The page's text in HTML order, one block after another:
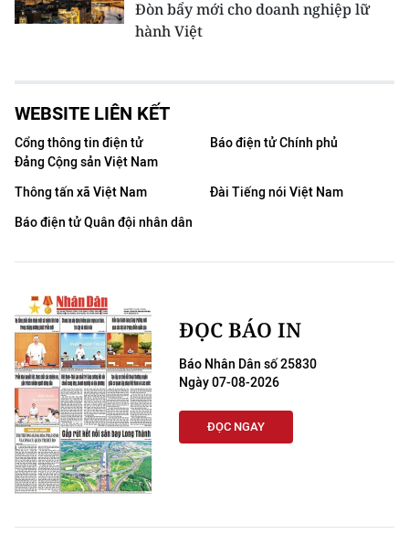
Đòn bẩy mới cho doanh nghiệp lữ
hành Việt
WEBSITE LIÊN KẾT
Cổng thông tin điện tử
Đảng Cộng sản Việt Nam
Báo điện tử Chính phủ
Thông tấn xã Việt Nam
Đài Tiếng nói Việt Nam
Báo điện tử Quân đội nhân dân
ĐỌC BÁO IN
Báo Nhân Dân số 25830
Ngày 07-08-2026
ĐỌC NGAY